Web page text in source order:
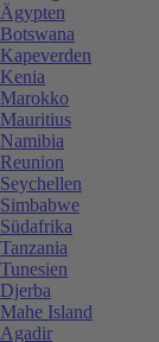
Ägypten
Botswana
Kapeverden
Kenia
Marokko
Mauritius
Namibia
Reunion
Seychellen
Simbabwe
Südafrika
Tanzania
Tunesien
Djerba
Mahe Island
Agadir